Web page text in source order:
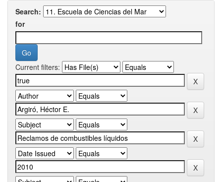
Search:
for
Current filters: